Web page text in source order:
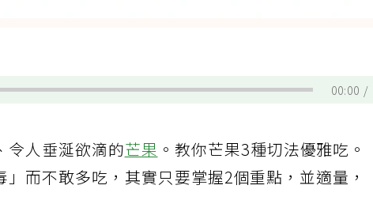
00:00
令人垂涎欲滴的芒果 。教你芒果3種切法優雅吃。
而不敢多吃，其實只要掌握2個重點，並適量，